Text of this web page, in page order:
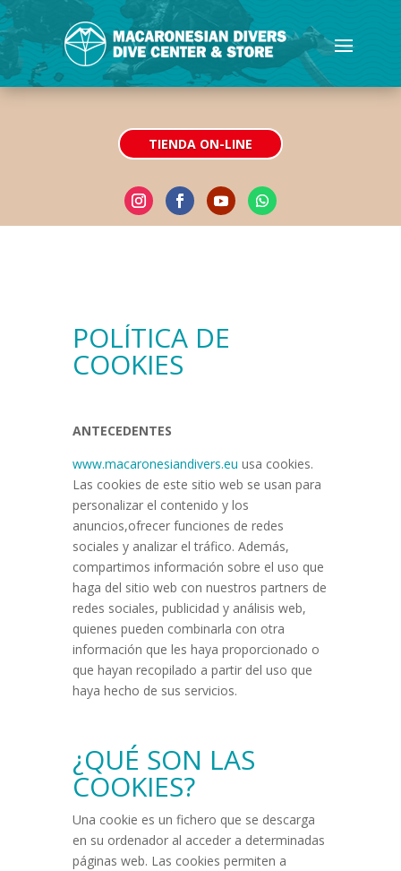
TIENDA ON-LINE
POLÍTICA DE
COOKIES
ANTECEDENTES
www.macaronesiandivers.eu usa cookies.
Las cookies de este sitio web se usan para
personalizar el contenido y los
anuncios,ofrecer funciones de redes
sociales y analizar el tráfico. Además,
compartimos información sobre el uso que
haga del sitio web con nuestros partners de
redes sociales, publicidad y análisis web,
quienes pueden combinarla con otra
información que les haya proporcionado o
que hayan recopilado a partir del uso que
haya hecho de sus servicios.
¿QUÉ SON LAS
COOKIES?
Una cookie es un fichero que se descarga
en su ordenador al acceder a determinadas
páginas web. Las cookies permiten a